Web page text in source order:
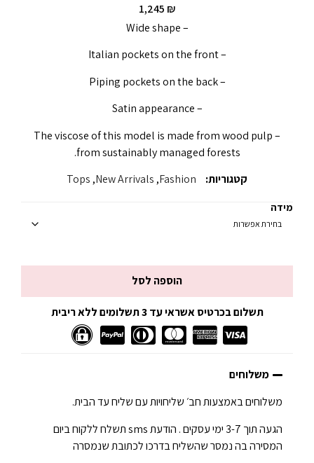
1,245 ₪
– Wide shape
– Italian pockets on the front
– Piping pockets on the back
– Satin appearance
– The viscose of this model is made from wood pulp
from sustainably managed forests.
קטגוריות:
Fashion
,
New Arrivals
,
Tops
מידה
הוספה לסל
תשלום בכרטיס אשראי עד 3 תשלומים ללא ריבית
משלוחים
משלוחים באמצעות חב׳ שליחויות עם שליח עד הבית.
הגעה תוך 3-7 ימי עסקים . הודעת sms תשלח ללקוח ביום
המסירה בה נמסר שהשליח בדרכו לכתובת שנמסרה